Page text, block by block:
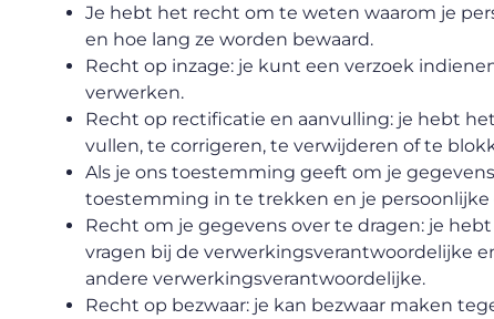
Je hebt het recht om te weten waarom je
en hoe lang ze worden bewaard.
Recht op inzage: je kunt een verzoek
verwerken.
Recht op rectificatie en aanvulling: je hebt
vullen, te corrigeren, te verwijderen of te
Als je ons toestemming geeft om je
toestemming in te trekken en je
Recht om je gegevens over te dragen: je
vragen bij de verwerkingsverantwoordelijke
andere verwerkingsverantwoordelijke.
Recht op bezwaar: je kan bezwaar maken